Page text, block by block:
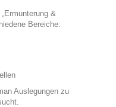
&
Bereiche:
Auslegungen zu